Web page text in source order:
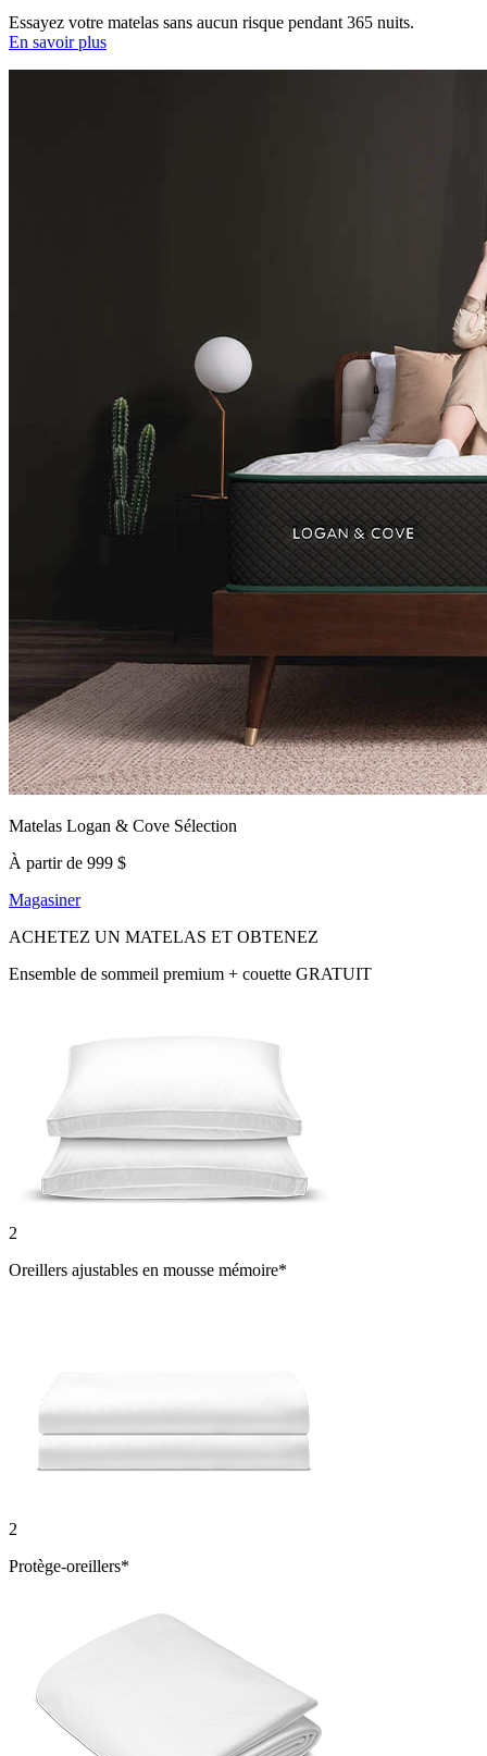
Essayez votre matelas sans aucun risque pendant 365 nuits.
En savoir plus
Matelas Logan & Cove Sélection
À partir de 999 $
Magasiner
ACHETEZ UN MATELAS ET OBTENEZ
Ensemble de sommeil premium + couette GRATUIT
2
Oreillers ajustables en mousse mémoire*
2
Protège-oreillers*